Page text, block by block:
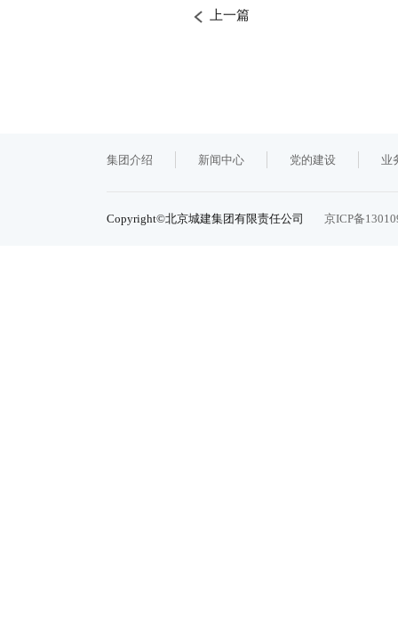
上一篇
集团介绍 新闻中心 党的建设 业
Copyright©北京城建集团有限责任公司 京ICP备